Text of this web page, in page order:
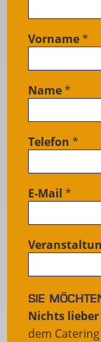
Foodtruck
/ von
Vorname*
Name*
Telefon *
E-Mail *
Sie
Nichts lieber
dem